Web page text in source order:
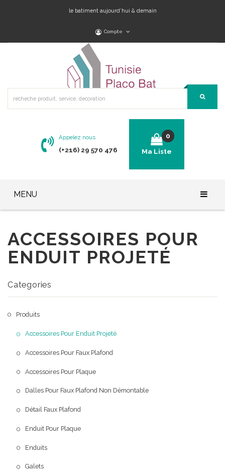
le batiment aujourd’hui & demain
Compte
Appelez nous
(+216) 29 570 476 Ma Liste
0
MENU
A Propos
Qui sommes nous
Notre mission
Produits
Portofolio
ACCESSOIRES POUR
ENDUIT PROJETÉ
Categories
Produits
Accessoires Pour Enduit Projeté
Accessoires Pour Faux Plafond
Accessoires Pour Plaque
Dalles Pour Faux Plafond Non Démontable
Détail Faux Plafond
Enduit Pour Plaque
Enduits
Galets